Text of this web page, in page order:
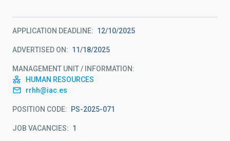
APPLICATION DEADLINE 12/10/2025
ADVERTISED ON 11/18/2025
MANAGEMENT UNIT / INFORMATION
HUMAN RESOURCES
rrhh@iac.es
POSITION CODE PS-2025-071
JOB VACANCIES 1